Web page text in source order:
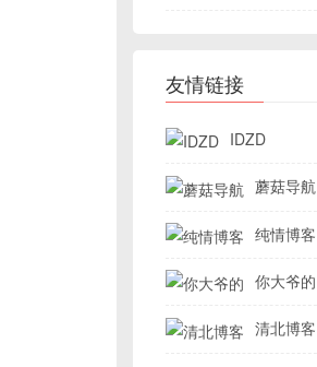
友情链接
IDZD
蘑菇导航
纯情博客
你大爷的
清北博客